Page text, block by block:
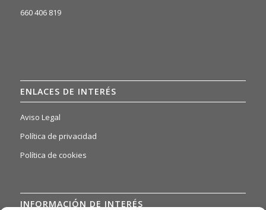
660 406 819
ENLACES DE INTERÉS
Aviso Legal
Política de privacidad
Política de cookies
INFORMACIÓN DE INTERÉS